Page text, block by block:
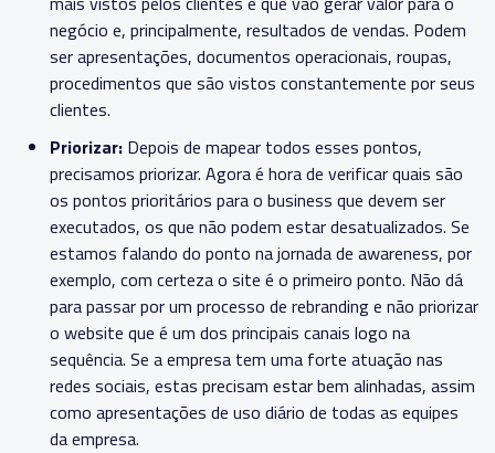
negócio e, principalmente, resultados de vendas. Podem
ser apresentações, documentos operacionais, roupas,
procedimentos que são vistos constantemente por seus
clientes.
Priorizar: Depois de mapear todos esses pontos,
precisamos priorizar. Agora é hora de verificar quais são
os pontos prioritários para o business que devem ser
executados, os que não podem estar desatualizados. Se
estamos falando do ponto na jornada de awareness, por
exemplo, com certeza o site é o primeiro ponto. Não dá
para passar por um processo de rebranding e não priorizar
o website que é um dos principais canais logo na
sequência. Se a empresa tem uma forte atuação nas
redes sociais, estas precisam estar bem alinhadas, assim
como apresentações de uso diário de todas as equipes
da empresa.